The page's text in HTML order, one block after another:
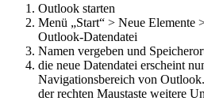
Outlook starten
Menü „Start“ > Neue Elemente
Outlook-Datendatei
Namen vergeben und
die neue Datendatei erscheint
Navigationsbereich von
der rechten Maustaste weitere